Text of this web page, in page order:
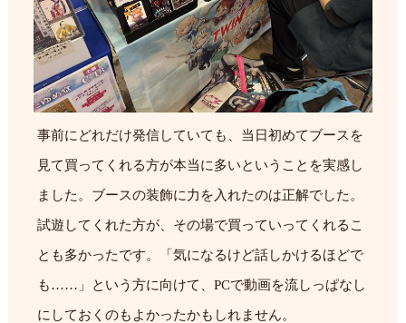
事前にどれだけ発信していても、当日初めてブースを
見て買ってくれる方が本当に多いということを実感し
ました。ブースの装飾に力を入れたのは正解でした。
試遊してくれた方が、その場で買っていってくれるこ
とも多かったです。「気になるけど話しかけるほどで
も……」という方に向けて、PCで動画を流しっぱなし
にしておくのもよかったかもしれません。